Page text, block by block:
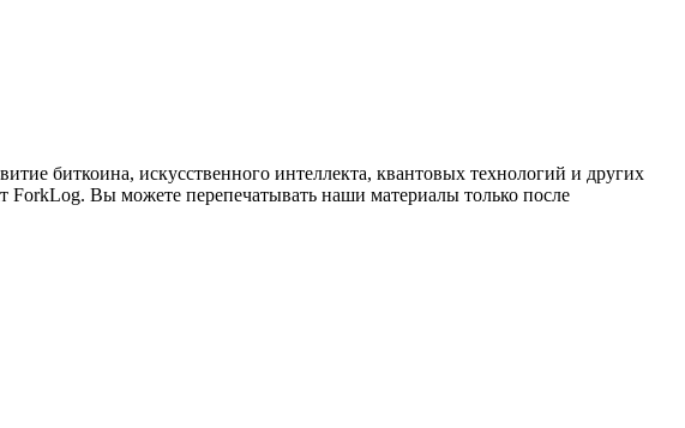
биткоина, искусственного интеллекта, квантовых технологий и других
Вы можете перепечатывать наши материалы только после